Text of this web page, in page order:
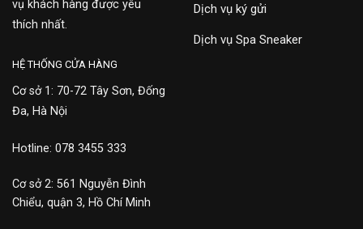
vụ khách hàng được yêu
thích nhất.
Dịch vụ ký gửi
Dịch vụ Spa Sneaker
HỆ THỐNG CỬA HÀNG
Cơ sở 1: 70-72 Tây Sơn, Đống
Đa, Hà Nội
Hotline: 078 3455 333
Cơ sở 2: 561 Nguyễn Đình
Chiểu, quận 3, Hồ Chí Minh